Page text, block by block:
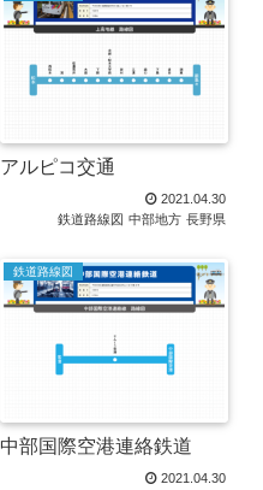
アルピコ交通
2021.04.30
鉄道路線図 中部地方 長野県
鉄道路線図
中部国際空港連絡鉄道
2021.04.30